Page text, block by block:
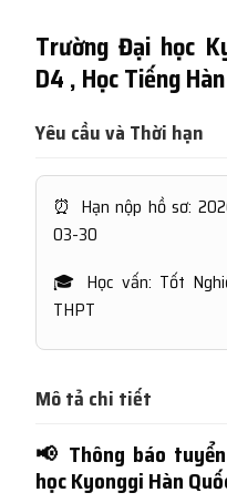
Trường Đại học
D4 , Học Tiếng
Yêu cầu và Thời hạn
⏰ Hạn nộp hồ sơ:
03-30
🎓 Học vấn: Tốt
THPT
Mô tả chi tiết
📢 Thông báo
học Kyonggi Hàn